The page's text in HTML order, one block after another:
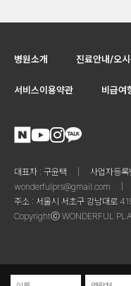
병원소개 진료안내/오
서비스이용약관 비급여
대표자 : 구윤택 사업자등
wonderfulprs@gmail.com
주소 : 서울시 서초구 강남대로
Copyrightⓒ WONDERFUL